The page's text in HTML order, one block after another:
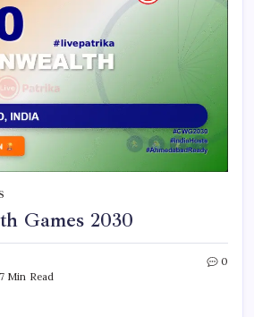
Games 2030
7 Min Read
0